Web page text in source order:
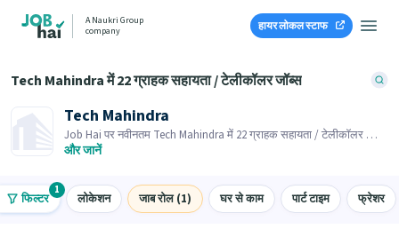
A Naukri Group
company
हायर लोकल स्टाफ
Tech Mahindra में 22 ग्राहक सहायता / टेलीकॉलर जॉब्स
Tech Mahindra
Job Hai पर नवीनतम Tech Mahindra में 22 ग्राहक सहायता / टेलीकॉलर जॉब्स
के लिए आवेदन करें! भर्तीकर्ता के पास आपके क्षेत्र में तत्काल रिक्तियां हैं।
और जानें
फिल्टर
1
लोकेशन जाब रोल (1) घर से काम पार्ट टाइम फ्रेशर